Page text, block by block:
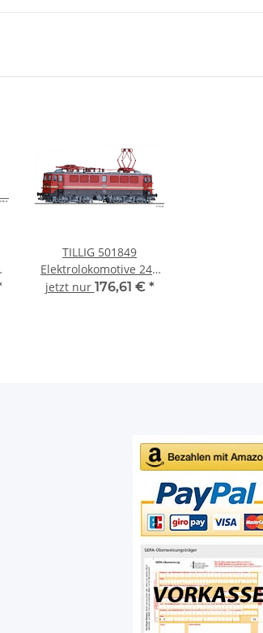
TILLIG 501849
Elektrolokomotive 242
124-6 in
jetzt nur 176,61 € *